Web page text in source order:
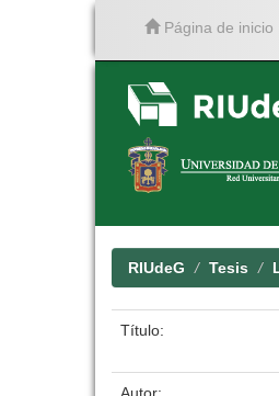
Página de inicio
RIUdeG Tesis
Título: